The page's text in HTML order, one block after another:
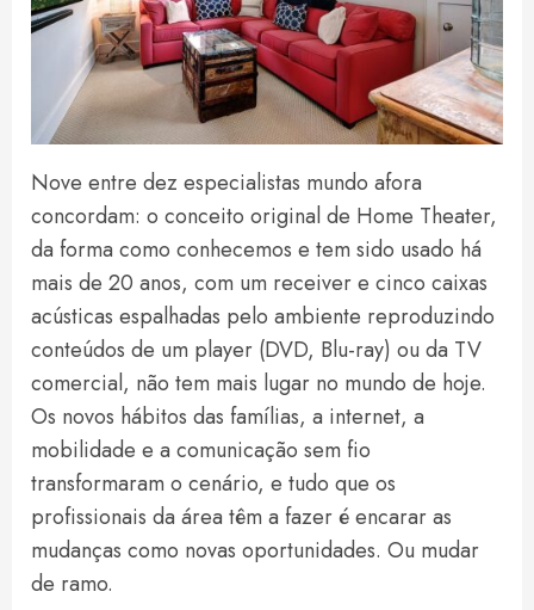
Nove entre dez especialistas mundo afora
concordam: o conceito original de Home Theater,
da forma como conhecemos e tem sido usado há
mais de 20 anos, com um receiver e cinco caixas
acústicas espalhadas pelo ambiente reproduzindo
conteúdos de um player (DVD, Blu-ray) ou da TV
comercial, não tem mais lugar no mundo de hoje.
Os novos hábitos das famílias, a internet, a
mobilidade e a comunicação sem fio
transformaram o cenário, e tudo que os
profissionais da área têm a fazer é encarar as
mudanças como novas oportunidades. Ou mudar
de ramo.